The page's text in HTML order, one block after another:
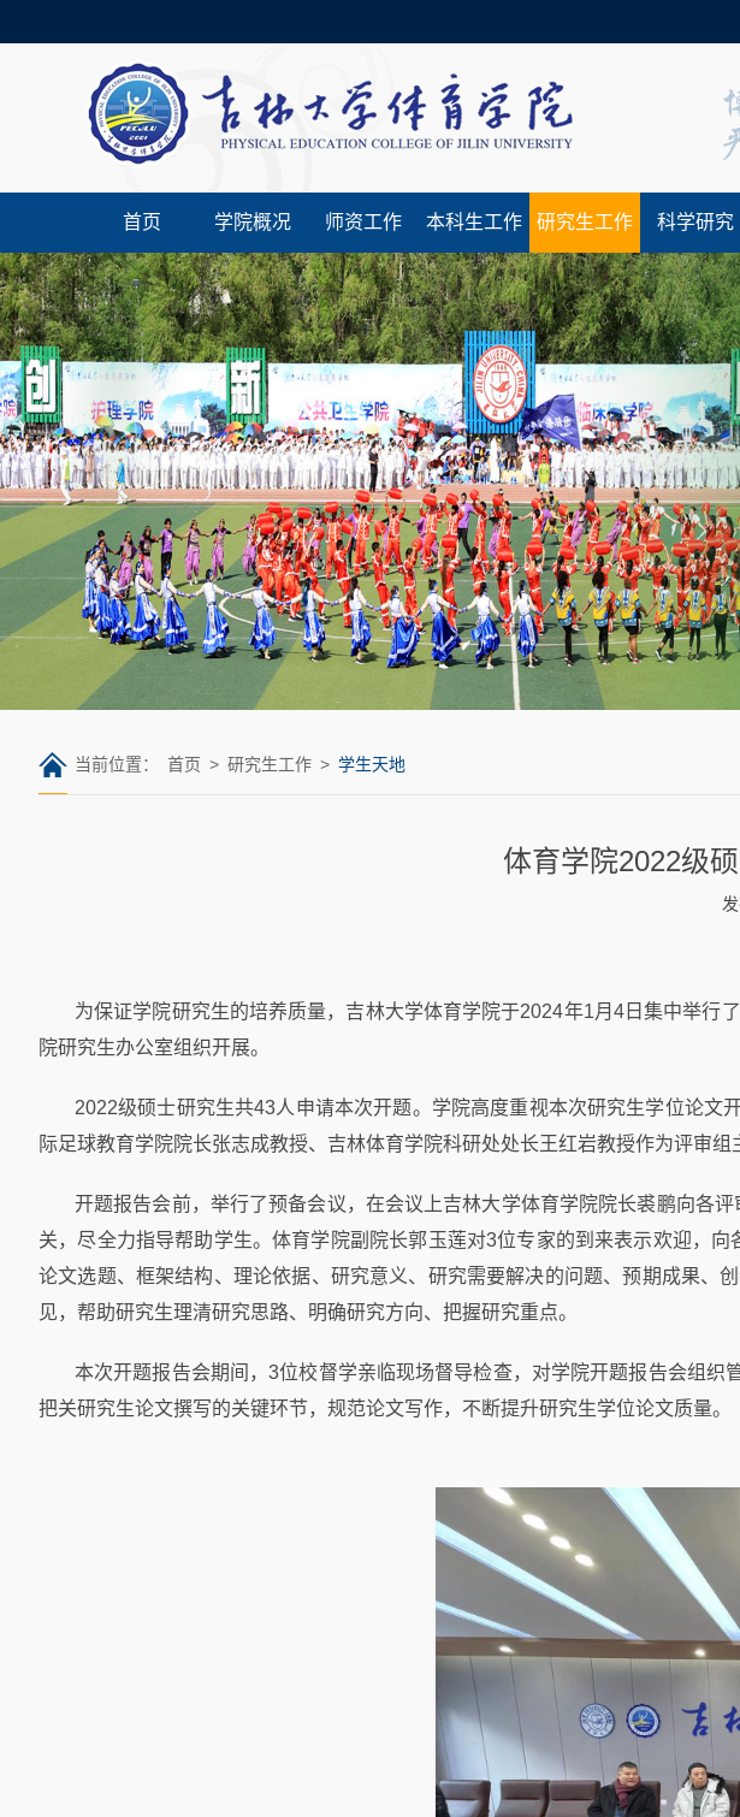
首页 学院概况 师资工作 本科生工作 研究生工作 科学研究
当前位置： 首页 > 研究生工作 > 学生天地
体育学院2022级
为保证学院研究生的培养质量，吉林大学体育学院于2024年1月4日集中举
院研究生办公室组织开展。
2022级硕士研究生共43人申请本次开题。学院高度重视本次研究生学位论
际足球教育学院院长张志成教授、吉林体育学院科研处处长王红岩教授作为评审
开题报告会前，举行了预备会议，在会议上吉林大学体育学院院长裘鹏向各
关，尽全力指导帮助学生。体育学院副院长郭玉莲对3位专家的到来表示欢迎，
论文选题、框架结构、理论依据、研究意义、研究需要解决的问题、预期成果、
见，帮助研究生理清研究思路、明确研究方向、把握研究重点。
本次开题报告会期间，3位校督学亲临现场督导检查，对学院开题报告会组
把关研究生论文撰写的关键环节，规范论文写作，不断提升研究生学位论文质量。